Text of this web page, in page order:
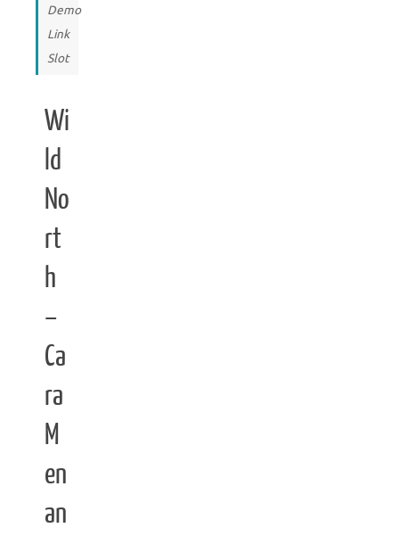
Demo
Link
Slot
Wi
ld
No
rt
h
–
Ca
ra
M
en
an